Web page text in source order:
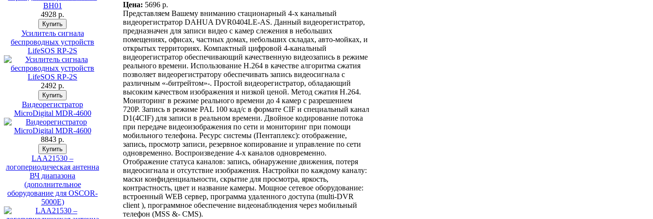
4928 p.
Усилитель сигнала
беспроводных устройств
LifeSOS RP-2S
2492 p.
Видеорегистратор
MicroDigital MDR-4600
8843 p.
LAA21530 –
логопериодическая антенна
ВЧ диапазона
(дополнительное
оборудование для OSCOR-
5000E)
Цена: 5696 p.
Представляем Вашему вниманию стационарный 4-х канальный
видеорегистратор DAHUA DVR0404LE-AS. Данный видеорегистратор,
предназначен для записи видео с камер слежения в небольших
помещениях, офисах, частных домах, небольших складах, авто-мойках, и
открытых территориях. Компактный цифровой 4-канальный
видеорегистратор обеспечивающий качественную видеозапись в режиме
реального времени. Использование H.264 в качестве алгоритма сжатия
позволяет видеорегистратору обеспечивать запись видеосигнала с
различным «-битрейтом»-. Простой видеорегистратор, обладающий
высоким качеством изображения и низкой ценой. Метод сжатия Н.264.
Мониторинг в режиме реального времени до 4 камер с разрешением
720P. Запись в режиме PAL 100 кад/с в формате CIF и специальный канал
D1(4CIF) для записи в реальном времени. Двойное кодирование потока
при передаче видеоизображения по сети и мониторинг при помощи
мобильного телефона. Ресурс системы (Пентаплекс): отображение,
запись, просмотр записи, резервное копирование и управление по сети
одновременно. Воспроизведение 4-х каналов одновременно.
Отображение статуса каналов: запись, обнаружение движения, потеря
видеосигнала и отсутствие изображения. Настройки по каждому каналу:
маски конфиденциальности, скрытие для просмотра, яркость,
контрастность, цвет и название камеры. Мощное сетевое оборудование:
встроенный WEB сервер, программа удаленного доступа (multi-DVR
client ), программное обеспечение видеонаблюдения через мобильный
телефон (MSS &- CMS).